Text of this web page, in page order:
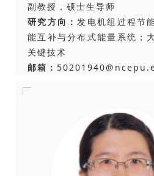
副教授，硕士生导师
研究方向：发电机组过程节
能互补与分布式能量系统；
关键技术
邮箱：